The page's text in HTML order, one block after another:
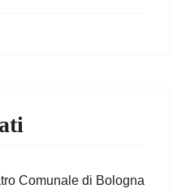
Comunale di Bologna